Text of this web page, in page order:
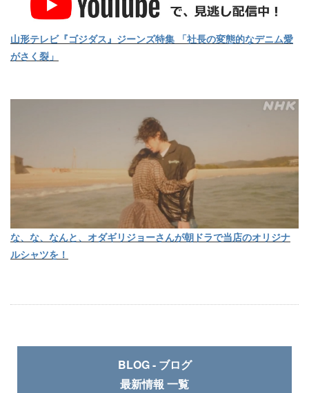
山形テレビ『ゴジダス』ジーンズ特集 「社長の変態的なデニム愛
がさく裂」
な、な、なんと、オダギリジョーさんが朝ドラで当店のオリジナ
ルシャツを！
BLOG - ブログ
最新情報 一覧